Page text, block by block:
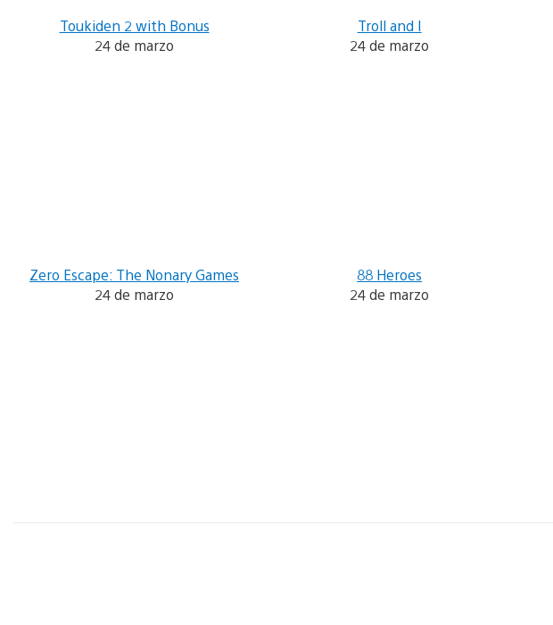
Toukiden 2 with Bonus
24 de marzo
Troll and I
24 de marzo
Zero Escape: The Nonary Games
24 de marzo
88 Heroes
24 de marzo